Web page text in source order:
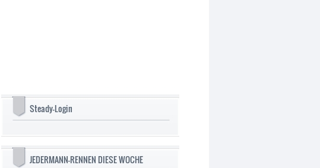
Steady-Login
JEDERMANN-RENNEN DIESE WOCHE